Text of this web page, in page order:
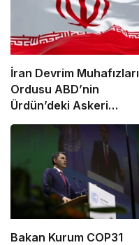
İran Devrim Muhafızları
Ordusu ABD’nin
Ürdün’deki Askeri
Üssünü Vurdu
Bakan Kurum COP31